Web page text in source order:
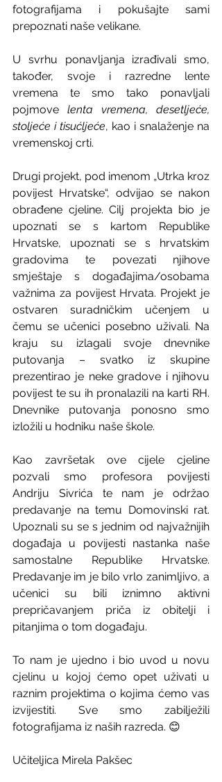
fotografijama i pokušajte sami
prepoznati naše velikane.
U svrhu ponavljanja izrađivali smo,
također, svoje i razredne lente
vremena te smo tako ponavljali
pojmove lenta vremena, desetljeće,
stoljeće i tisućljeće, kao i snalaženje na
vremenskoj crti.
Drugi projekt, pod imenom „Utrka kroz
povijest Hrvatske“, odvijao se nakon
obrađene cjeline. Cilj projekta bio je
upoznati se s kartom Republike
Hrvatske, upoznati se s hrvatskim
gradovima te povezati njihove
smještaje s događajima/osobama
važnima za povijest Hrvata. Projekt je
ostvaren suradničkim učenjem u
čemu se učenici posebno uživali. Na
kraju su izlagali svoje dnevnike
putovanja – svatko iz skupine
prezentirao je neke gradove i njihovu
povijest te su ih pronalazili na karti RH.
Dnevnike putovanja ponosno smo
izložili u hodniku naše škole.
Kao završetak ove cijele cjeline
pozvali smo profesora povijesti
Andriju Sivrića te nam je održao
predavanje na temu Domovinski rat.
Upoznali su se s jednim od najvažnijih
događaja u povijesti nastanka naše
samostalne Republike Hrvatske.
Predavanje im je bilo vrlo zanimljivo, a
učenici su bili iznimno aktivni
prepričavanjem priča iz obitelji i
pitanjima o tom događaju.
To nam je ujedno i bio uvod u novu
cjelinu u kojoj ćemo opet uživati u
raznim projektima o kojima ćemo vas
izvijestiti. Sve smo zabilježili
fotografijama iz naših razreda. 😊
Učiteljica Mirela Pakšec